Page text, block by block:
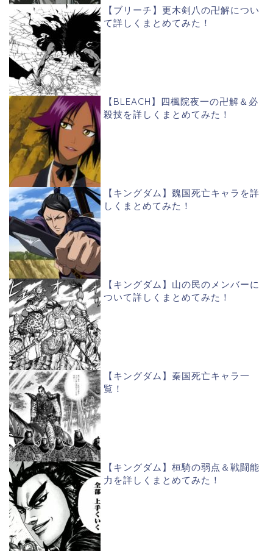
【ブリーチ】更木剣八の卍解につい
て詳しくまとめてみた！
【BLEACH】四楓院夜一の卍解＆必
殺技を詳しくまとめてみた！
【キングダム】魏国死亡キャラを詳
しくまとめてみた！
【キングダム】山の民のメンバーに
ついて詳しくまとめてみた！
【キングダム】秦国死亡キャラ一
覧！
【キングダム】桓騎の弱点＆戦闘能
力を詳しくまとめてみた！